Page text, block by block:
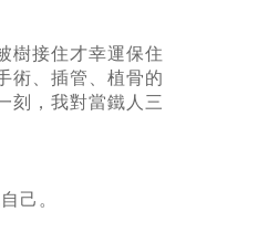
樹接住才幸運保住
術、插管、植骨的
刻，我對當鐵人三
己。